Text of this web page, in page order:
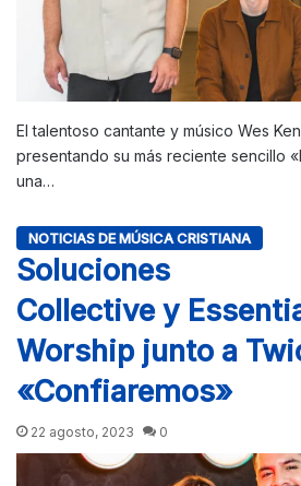
El talentoso cantante y músico Wes
presentando su más reciente sencillo
una…
NOTICIAS DE MÚSICA CRISTIANA
Soluciones
Collective y
Worship junto a
«Confiaremos»
22 agosto, 2023 0